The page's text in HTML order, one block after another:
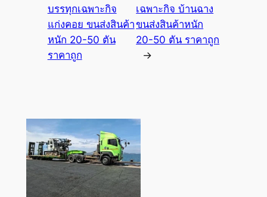
บรรทุกเฉพาะกิจ
แก่งคอย ขนส่งสินค้า
หนัก 20-50 ตัน
ราคาถูก
เฉพาะกิจ บ้านฉาง
ขนส่งสินค้าหนัก
20-50 ตัน ราคาถูก
→